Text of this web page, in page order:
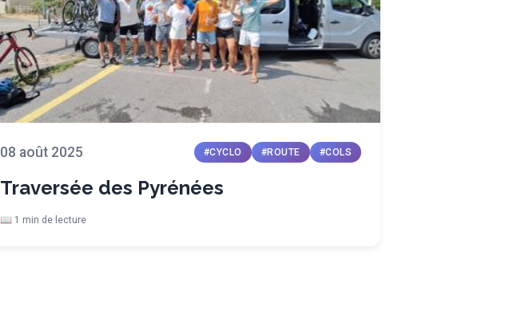
08 août 2025 #CYCLO #ROUTE #COLS
Traversée des Pyrénées
📖 1 min de lecture